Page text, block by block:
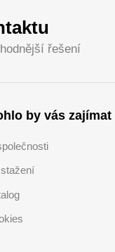
řešení
by vás zajímat
stažení